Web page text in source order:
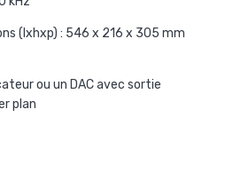
(lxhxp) : 546 x 216 x 305 mm
ou un DAC avec sortie
plan